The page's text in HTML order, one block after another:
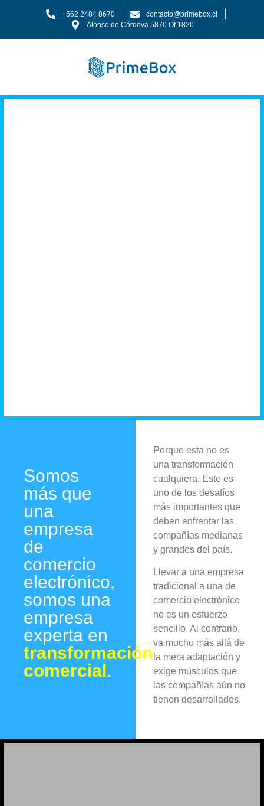
+562 2484 8670
contacto@primebox.cl
Alonso de Córdova 5870 Of 1820
Somos
más que
una
empresa
de
comercio
electrónico,
somos una
empresa
experta en
transformación
comercial.
Porque esta no es
una transformación
cualquiera. Este es
uno de los desafíos
más importantes que
deben enfrentar las
compañías medianas
y grandes del país.
Llevar a una empresa
tradicional a una de
comercio electrónico
no es un esfuerzo
sencillo. Al contrario,
va mucho más allá de
la mera adaptación y
exige músculos que
las compañías aún no
tienen desarrollados.